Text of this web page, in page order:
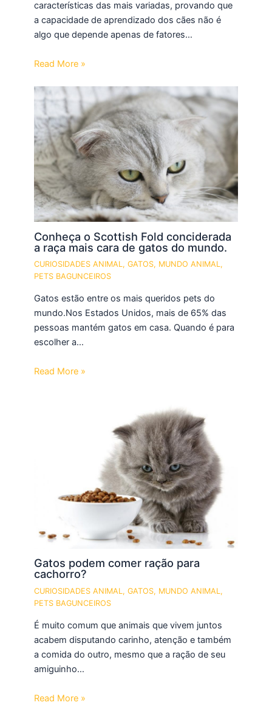
características das mais variadas, provando que
a capacidade de aprendizado dos cães não é
algo que depende apenas de fatores…
Read More »
Conheça o Scottish Fold conciderada
a raça mais cara de gatos do mundo.
CURIOSIDADES ANIMAL ,GATOS, MUNDO ANIMAL ,
PETS BAGUNCEIROS
Gatos estão entre os mais queridos pets do
mundo.Nos Estados Unidos, mais de 65% das
pessoas mantém gatos em casa. Quando é para
escolher a…
Read More »
Gatos podem comer ração para
cachorro?
CURIOSIDADES ANIMAL ,GATOS, MUNDO ANIMAL ,
PETS BAGUNCEIROS
É muito comum que animais que vivem juntos
acabem disputando carinho, atenção e também
a comida do outro, mesmo que a ração de seu
amiguinho…
Read More »